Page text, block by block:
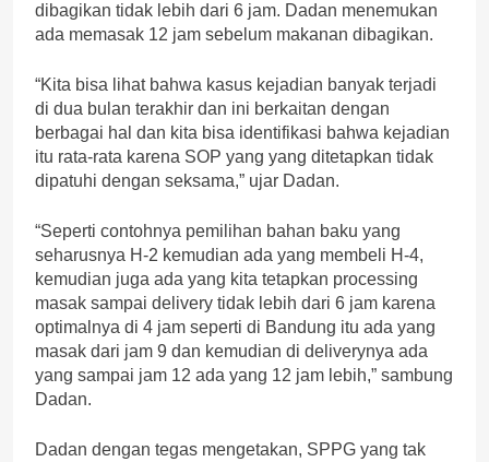
dibagikan tidak lebih dari 6 jam. Dadan menemukan
ada memasak 12 jam sebelum makanan dibagikan.
“Kita bisa lihat bahwa kasus kejadian banyak terjadi
di dua bulan terakhir dan ini berkaitan dengan
berbagai hal dan kita bisa identifikasi bahwa kejadian
itu rata-rata karena SOP yang yang ditetapkan tidak
dipatuhi dengan seksama,” ujar Dadan.
“Seperti contohnya pemilihan bahan baku yang
seharusnya H-2 kemudian ada yang membeli H-4,
kemudian juga ada yang kita tetapkan processing
masak sampai delivery tidak lebih dari 6 jam karena
optimalnya di 4 jam seperti di Bandung itu ada yang
masak dari jam 9 dan kemudian di deliverynya ada
yang sampai jam 12 ada yang 12 jam lebih,” sambung
Dadan.
Dadan dengan tegas mengetakan, SPPG yang tak